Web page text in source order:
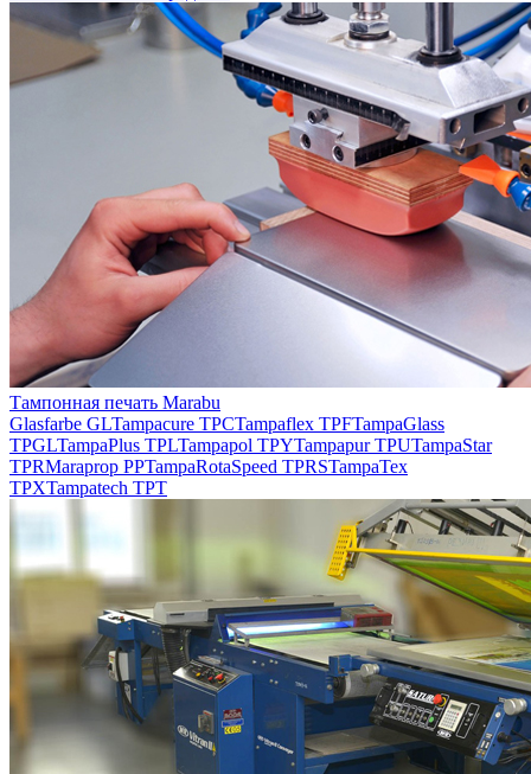
Тампонная печать Marabu
Glasfarbe GLTampacure TPCTampaflex TPFTampaGlass
TPGLTampaPlus TPLTampapol TPYTampapur TPUTampaStar
TPRMaraprop PPTampaRotaSpeed TPRSTampaTex
TPXTampatech TPT